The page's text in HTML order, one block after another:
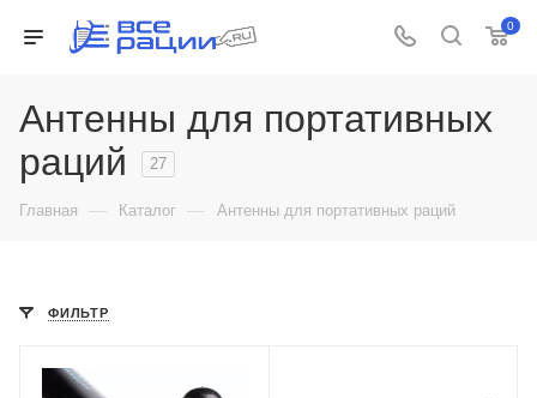
0
Антенны для портативных
раций
27
Главная — Каталог — Антенны для портативных раций
ФИЛЬТР